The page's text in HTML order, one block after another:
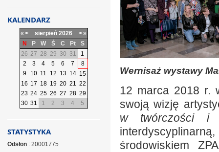
Wernisaż wystawy
12 marca 2018 r.
swoją wizję
w twórczości i
środowiskiem
KALENDARZ
« < sierpień 2026 >»
N
P W Ś C Pt
S
26 27 28 29 30 31
1
2
3 4 5 6 7
8
9
10 11 12 13 14 15
16 17 18 19 20 21 22
23 24 25 26 27 28 29
30 31 1 2 3 4 5
STATYSTYKA
Odsłon: 20001775